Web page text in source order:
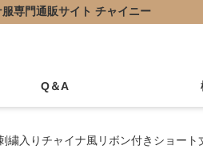
専門通販サイト チャイニー
Q＆A
繍入りチャイナ風リボン付きショート